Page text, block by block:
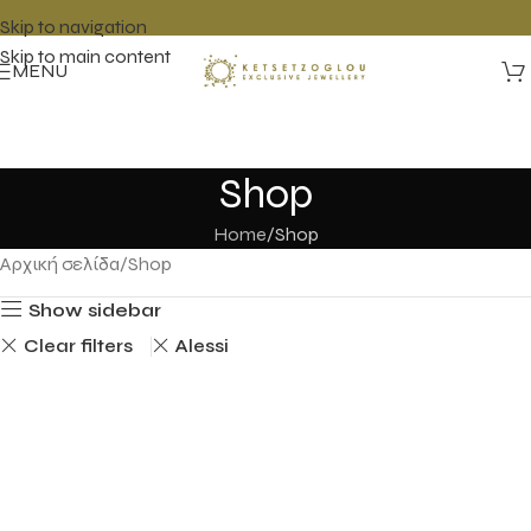
Skip to navigation
Skip to main content
MENU
Shop
Home Shop
Αρχική σελίδα Shop
Show sidebar
Clear filters Alessi